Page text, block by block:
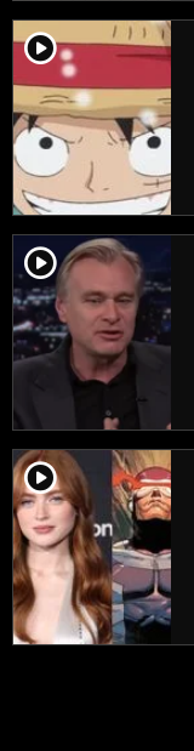
player2
player2
player2